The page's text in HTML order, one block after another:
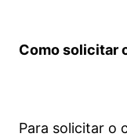
Como solicitar
Para solicitar o